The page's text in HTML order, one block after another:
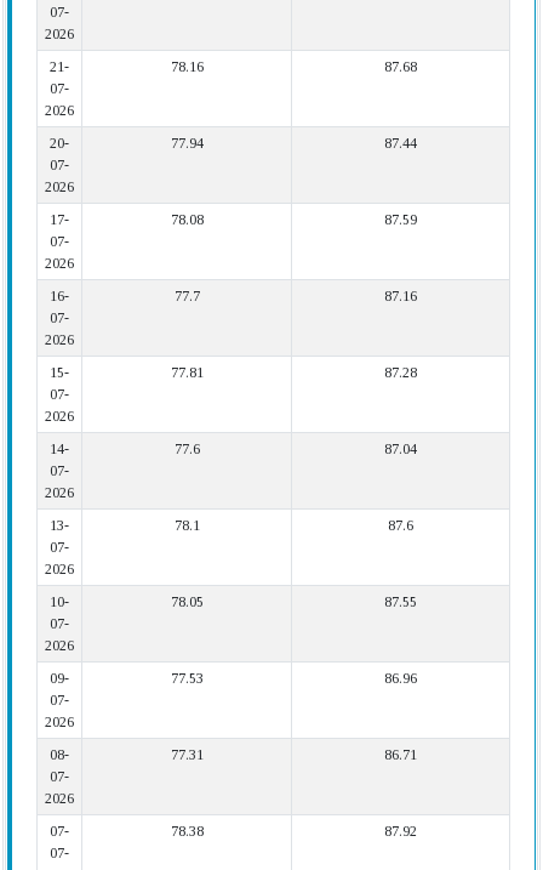
07-
2026
21-
07-
2026
78.16 87.68
20-
07-
2026
77.94 87.44
17-
07-
2026
78.08 87.59
16-
07-
2026
77.7 87.16
15-
07-
2026
77.81 87.28
14-
07-
2026
77.6 87.04
13-
07-
2026
78.1 87.6
10-
07-
2026
78.05 87.55
09-
07-
2026
77.53 86.96
08-
07-
2026
77.31 86.71
07-
07-
78.38 87.92